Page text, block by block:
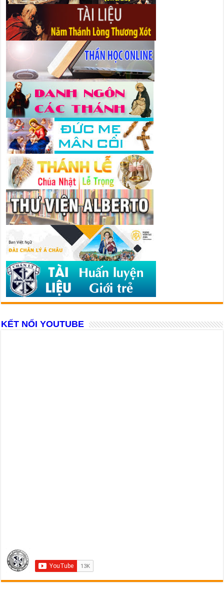
KẾT NỐI YOUTUBE